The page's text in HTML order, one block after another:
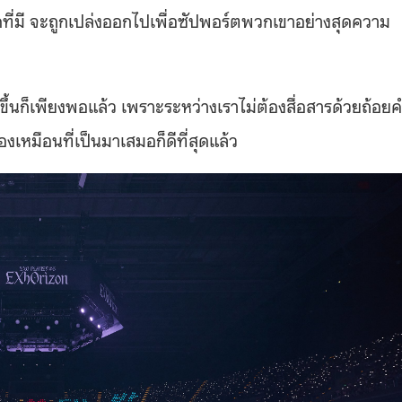
มี จะถูกเปล่งออกไปเพื่อซัปพอร์ตพวกเขาอย่างสุดความ
เพียงพอแล้ว เพราะระหว่างเราไม่ต้องสื่อสารด้วยถ้อย
เหมือนที่เป็นมาเสมอก็ดีที่สุดแล้ว